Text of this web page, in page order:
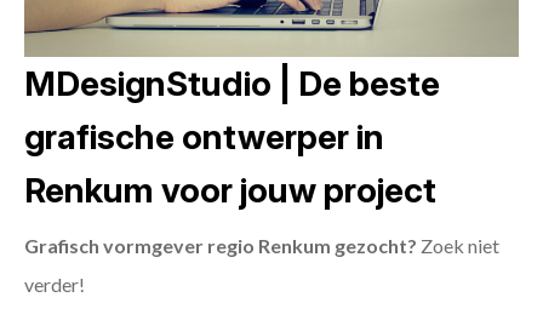
MDesignStudio | De beste
grafische ontwerper in
Renkum voor jouw project
Grafisch vormgever regio Renkum gezocht? Zoek niet
verder!